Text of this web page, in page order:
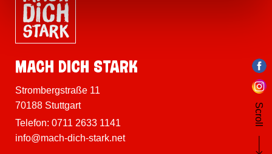
Scroll
MACH DICH STARK
Strombergstraße 11
70188 Stuttgart
Telefon: 0711 2633 1141
info@mach-dich-stark.net